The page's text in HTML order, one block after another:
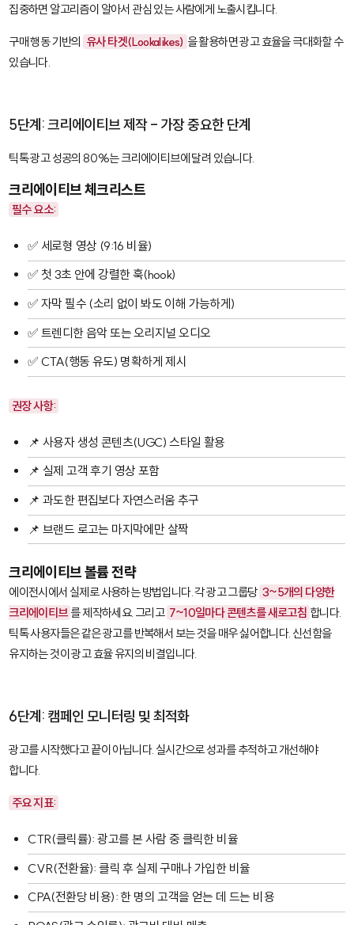
집중하면 알고리즘이 알아서 관심 있는 사람에게 노출시킵니다.
구매 행동 기반의 유사 타겟(Lookalikes) 을 활용하면 광고 효율을 극대화할 수
있습니다.
5단계: 크리에이티브 제작 - 가장 중요한 단계
틱톡 광고 성공의 80%는 크리에이티브에 달려 있습니다.
크리에이티브 체크리스트
필수 요소:
✅ 세로형 영상 (9:16 비율)
✅ 첫 3초 안에 강렬한 훅(hook)
✅ 자막 필수 (소리 없이 봐도 이해 가능하게)
✅ 트렌디한 음악 또는 오리지널 오디오
✅ CTA(행동 유도) 명확하게 제시
권장 사항:
📌 사용자 생성 콘텐츠(UGC) 스타일 활용
📌 실제 고객 후기 영상 포함
📌 과도한 편집보다 자연스러움 추구
📌 브랜드 로고는 마지막에만 살짝
크리에이티브 볼륨 전략
에이전시에서 실제로 사용하는 방법입니다. 각 광고 그룹당 3~5개의 다양한
크리에이티브 를 제작하세요. 그리고 7~10일마다 콘텐츠를 새로고침 합니다.
틱톡 사용자들은 같은 광고를 반복해서 보는 것을 매우 싫어합니다. 신선함을
유지하는 것이 광고 효율 유지의 비결입니다.
6단계: 캠페인 모니터링 및 최적화
광고를 시작했다고 끝이 아닙니다. 실시간으로 성과를 추적하고 개선해야
합니다.
주요 지표:
CTR(클릭률): 광고를 본 사람 중 클릭한 비율
CVR(전환율): 클릭 후 실제 구매나 가입한 비율
CPA(전환당 비용): 한 명의 고객을 얻는 데 드는 비용